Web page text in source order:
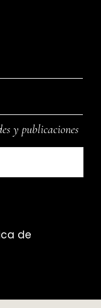
y publicaciones
de